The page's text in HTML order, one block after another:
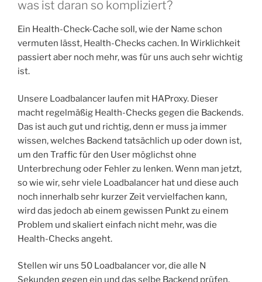
was ist daran so kompliziert?
Ein Health-Check-Cache soll, wie der Name schon
vermuten lässt, Health-Checks cachen. In Wirklichkeit
passiert aber noch mehr, was für uns auch sehr wichtig
ist.
Unsere Loadbalancer laufen mit HAProxy. Dieser
macht regelmäßig Health-Checks gegen die Backends.
Das ist auch gut und richtig, denn er muss ja immer
wissen, welches Backend tatsächlich up oder down ist,
um den Traffic für den User möglichst ohne
Unterbrechung oder Fehler zu lenken. Wenn man jetzt,
so wie wir, sehr viele Loadbalancer hat und diese auch
noch innerhalb sehr kurzer Zeit vervielfachen kann,
wird das jedoch ab einem gewissen Punkt zu einem
Problem und skaliert einfach nicht mehr, was die
Health-Checks angeht.
Stellen wir uns 50 Loadbalancer vor, die alle N
Sekunden gegen ein und das selbe Backend prüfen.